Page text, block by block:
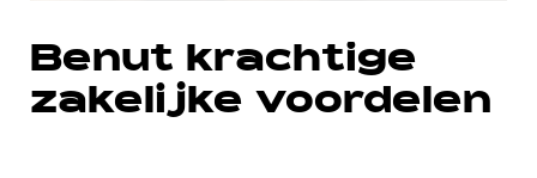
Benut krachtige
zakelijke voordelen